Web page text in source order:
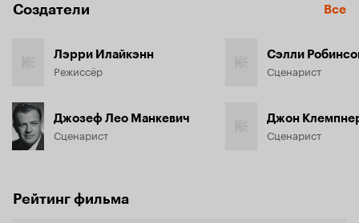
Создатели Все
Лэрри Илайкэнн
Режиссёр
Джозеф Лео Манкевич
Сценарист
Сэлли
Сценарист
Джон
Сценарист
Рейтинг фильма